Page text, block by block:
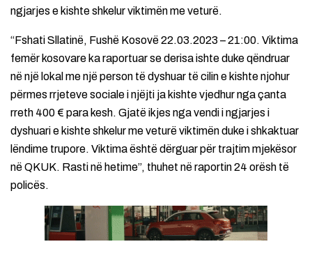
ngjarjes e kishte shkelur viktimën me veturë.
“Fshati Sllatinë, Fushë Kosovë 22.03.2023 – 21:00. Viktima
femër kosovare ka raportuar se derisa ishte duke qëndruar
në një lokal me një person të dyshuar të cilin e kishte njohur
përmes rrjeteve sociale i njëjti ja kishte vjedhur nga çanta
rreth 400 € para kesh. Gjatë ikjes nga vendi i ngjarjes i
dyshuari e kishte shkelur me veturë viktimën duke i shkaktuar
lëndime trupore. Viktima është dërguar për trajtim mjekësor
në QKUK. Rasti në hetime”, thuhet në raportin 24 orësh të
policës.